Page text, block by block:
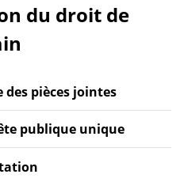
du droit de
pièces jointes
publique unique